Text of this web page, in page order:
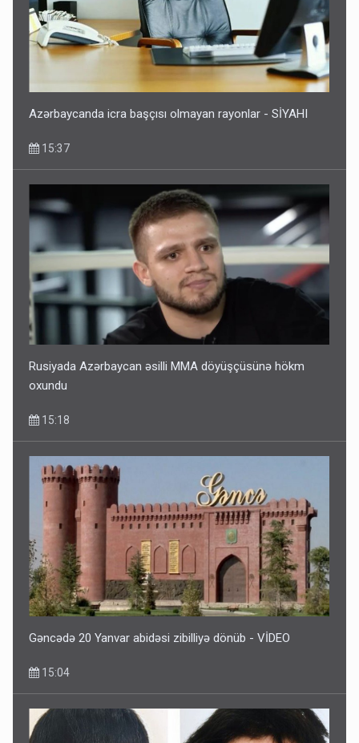
Azərbaycanda icra başçısı olmayan rayonlar - SİYAHI
15:37
Rusiyada Azərbaycan əsilli MMA döyüşçüsünə hökm
oxundu
15:18
Gəncədə 20 Yanvar abidəsi zibilliyə dönüb - VİDEO
15:04